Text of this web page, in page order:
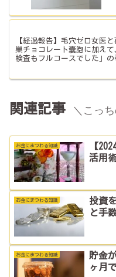
【経過報告】毛穴ゼロ女医と
巣チョコレート嚢胞に加えて
検査もフルコースでした」の
関連記事 ＼こっ
お金にまつわる知識
【
活用
お金にまつわる知識
投資
と手
お金にまつわる知識
貯金
ヶ月